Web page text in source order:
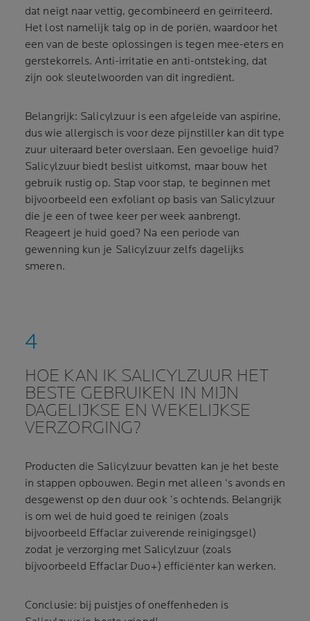
dat neigt naar vettig, gecombineerd en geïrriteerd.
Het lost namelijk talg op in de poriën, waardoor het
een van de beste oplossingen is tegen mee-eters en
gerstekorrels. Anti-irritatie en anti-ontsteking, dat
zijn ook sleutelwoorden van dit ingrediënt.
Belangrijk: Salicylzuur is een afgeleide van aspirine,
dus wie allergisch is voor deze pijnstiller kan dit type
zuur uiteraard beter overslaan. Een gevoelige huid?
Salicylzuur biedt beslist uitkomst, maar bouw het
gebruik rustig op. Stap voor stap, te beginnen met
bijvoorbeeld een exfoliant op basis van Salicylzuur
die je een of twee keer per week aanbrengt.
Reageert je huid goed? Na een periode van
gewenning kun je Salicylzuur zelfs dagelijks
smeren.
HOE KAN IK SALICYLZUUR HET
BESTE GEBRUIKEN IN MIJN
DAGELIJKSE EN WEKELIJKSE
VERZORGING?
Producten die Salicylzuur bevatten kan je het beste
in stappen opbouwen. Begin met alleen ‘s avonds en
desgewenst op den duur ook ’s ochtends. Belangrijk
is om wel de huid goed te reinigen (zoals
bijvoorbeeld Effaclar zuiverende reinigingsgel)
zodat je verzorging met Salicylzuur (zoals
bijvoorbeeld Effaclar Duo+) efficiënter kan werken.
Conclusie: bij puistjes of oneffenheden is